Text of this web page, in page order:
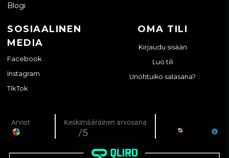
Blogi
SOSIAALINEN
MEDIA
Facebook
Instagram
TikTok
OMA TILI
Kirjaudu sisään
Luo tili
Unohtuiko salasana?